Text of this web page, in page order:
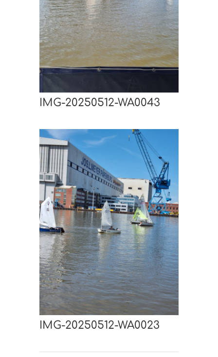
IMG-20250512-WA0043
IMG-20250512-WA0023